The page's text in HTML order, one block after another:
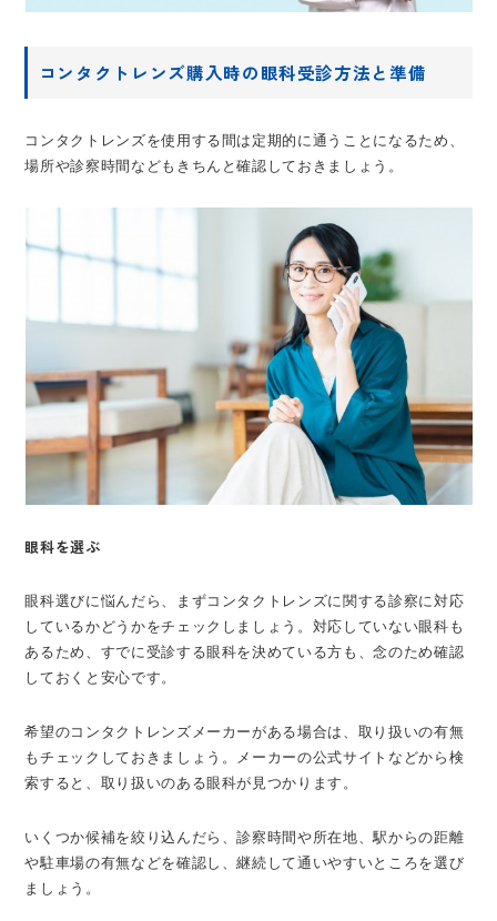
コンタクトレンズ購入時の眼科受診方法と準備
コンタクトレンズを使用する間は定期的に通うことになるため、
場所や診察時間などもきちんと確認しておきましょう。
眼科を選ぶ
眼科選びに悩んだら、まずコンタクトレンズに関する診察に対応
しているかどうかをチェックしましょう。対応していない眼科も
あるため、すでに受診する眼科を決めている方も、念のため確認
しておくと安心です。
希望のコンタクトレンズメーカーがある場合は、取り扱いの有無
もチェックしておきましょう。メーカーの公式サイトなどから検
索すると、取り扱いのある眼科が見つかります。
いくつか候補を絞り込んだら、診察時間や所在地、駅からの距離
や駐車場の有無などを確認し、継続して通いやすいところを選び
ましょう。